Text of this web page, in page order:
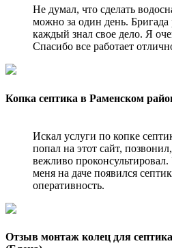
Не думал, что сделать
можно за один день. Бригада
каждый знал свое дело. Я
Спасибо все работает
Копка септика в Раменском
Искал услуги по копке
попал на этот сайт,
вежливо
меня на даче появился
оперативность.
Отзыв монтаж колец для